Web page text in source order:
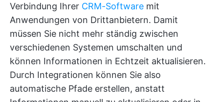
Verbindung Ihrer CRM-Software mit
Anwendungen von Drittanbietern. Damit
müssen Sie nicht mehr ständig zwischen
verschiedenen Systemen umschalten und
können Informationen in Echtzeit aktualisieren.
Durch Integrationen können Sie also
automatische Pfade erstellen, anstatt